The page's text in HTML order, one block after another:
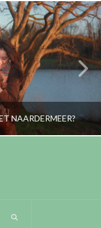
NAARDERMEER?